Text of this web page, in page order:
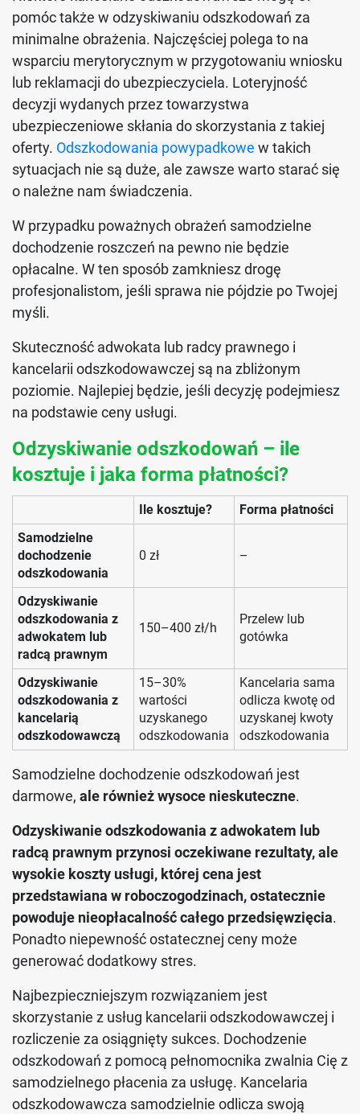
pomóc także w odzyskiwaniu odszkodowań za
minimalne obrażenia. Najczęściej polega to na
wsparciu merytorycznym w przygotowaniu wniosku
lub reklamacji do ubezpieczyciela. Loteryjność
decyzji wydanych przez towarzystwa
ubezpieczeniowe skłania do skorzystania z takiej
oferty. Odszkodowania powypadkowe w takich
sytuacjach nie są duże, ale zawsze warto starać się
o należne nam świadczenia.
W przypadku poważnych obrażeń samodzielne
dochodzenie roszczeń na pewno nie będzie
opłacalne. W ten sposób zamkniesz drogę
profesjonalistom, jeśli sprawa nie pójdzie po Twojej
myśli.
Skuteczność adwokata lub radcy prawnego i
kancelarii odszkodowawczej są na zbliżonym
poziomie. Najlepiej będzie, jeśli decyzję podejmiesz
na podstawie ceny usługi.
Odzyskiwanie odszkodowań – ile
kosztuje i jaka forma płatności?
Ile kosztuje?
Forma płatności
Samodzielne
dochodzenie
odszkodowania
0 zł –
Odzyskiwanie
odszkodowania z
adwokatem lub
radcą prawnym
150–400 zł/h
Przelew lub
gotówka
Odzyskiwanie
odszkodowania z
kancelarią
odszkodowawczą
15–30%
wartości
uzyskanego
odszkodowania
Kancelaria sama
odlicza kwotę od
uzyskanej kwoty
odszkodowania
Samodzielne dochodzenie odszkodowań jest
darmowe, ale również wysoce nieskuteczne.
Odzyskiwanie odszkodowania z adwokatem lub
radcą prawnym przynosi oczekiwane rezultaty, ale
wysokie koszty usługi, której cena jest
przedstawiana w roboczogodzinach, ostatecznie
powoduje nieopłacalność całego przedsięwzięcia.
Ponadto niepewność ostatecznej ceny może
generować dodatkowy stres.
Najbezpieczniejszym rozwiązaniem jest
skorzystanie z usług kancelarii odszkodowawczej i
rozliczenie za osiągnięty sukces. Dochodzenie
odszkodowań z pomocą pełnomocnika zwalnia Cię z
samodzielnego płacenia za usługę. Kancelaria
odszkodowawcza samodzielnie odlicza swoją